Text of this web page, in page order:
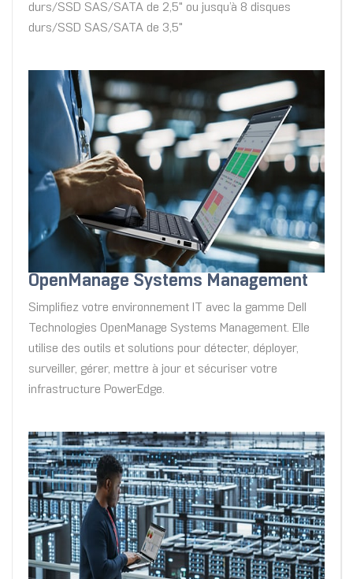
durs/SSD SAS/SATA de 2,5" ou jusqu’à 8 disques
durs/SSD SAS/SATA de 3,5"
OpenManage Systems Management
Simplifiez votre environnement IT avec la gamme Dell
Technologies OpenManage Systems Management. Elle
utilise des outils et solutions pour détecter, déployer,
surveiller, gérer, mettre à jour et sécuriser votre
infrastructure PowerEdge.